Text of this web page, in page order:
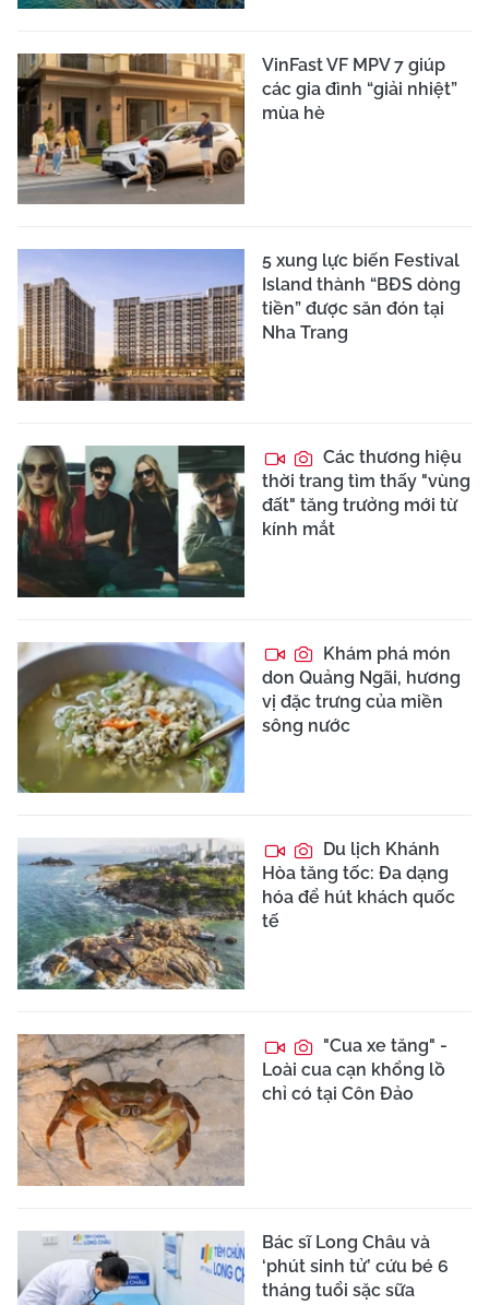
VinFast VF MPV 7 giúp
các gia đình “giải nhiệt”
mùa hè
5 xung lực biến Festival
Island thành “BĐS dòng
tiền” được săn đón tại
Nha Trang
Các thương hiệu
thời trang tìm thấy "vùng
đất" tăng trưởng mới từ
kính mắt
Khám phá món
don Quảng Ngãi, hương
vị đặc trưng của miền
sông nước
Du lịch Khánh
Hòa tăng tốc: Đa dạng
hóa để hút khách quốc
tế
"Cua xe tăng" -
Loài cua cạn khổng lồ
chỉ có tại Côn Đảo
Bác sĩ Long Châu và
‘phút sinh tử’ cứu bé 6
tháng tuổi sặc sữa